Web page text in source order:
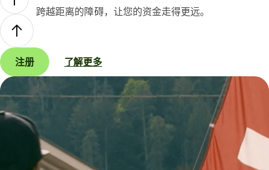
跨越距离的障碍，让您的资金走得更远。
注册 了解更多